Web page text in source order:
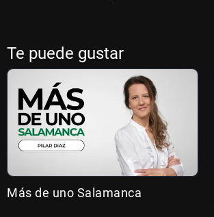
Te puede gustar
Más de uno Salamanca